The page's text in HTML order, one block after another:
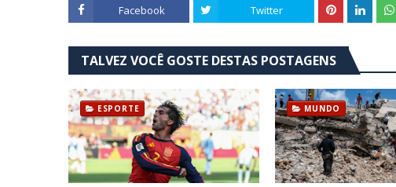
Facebook Twitter
TALVEZ VOCÊ GOSTE DESTAS POSTAGENS
ESPORTE MUNDO